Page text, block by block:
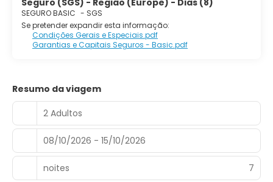
Seguro (SGS) - Região (Europe) - Dias (8)
SEGURO BASIC - SGS
Se pretender expandir esta informação:
Condições Gerais e Especiais.pdf
Garantias e Capitais Seguros - Basic.pdf
Resumo da viagem
2 Adultos
08/10/2026 - 15/10/2026
noites 7